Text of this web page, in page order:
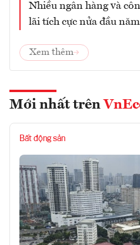
Nhiều ngân hàng và
lãi tích cực nửa đầu
Xem thêm
Mới nhất trên
Bất động sản